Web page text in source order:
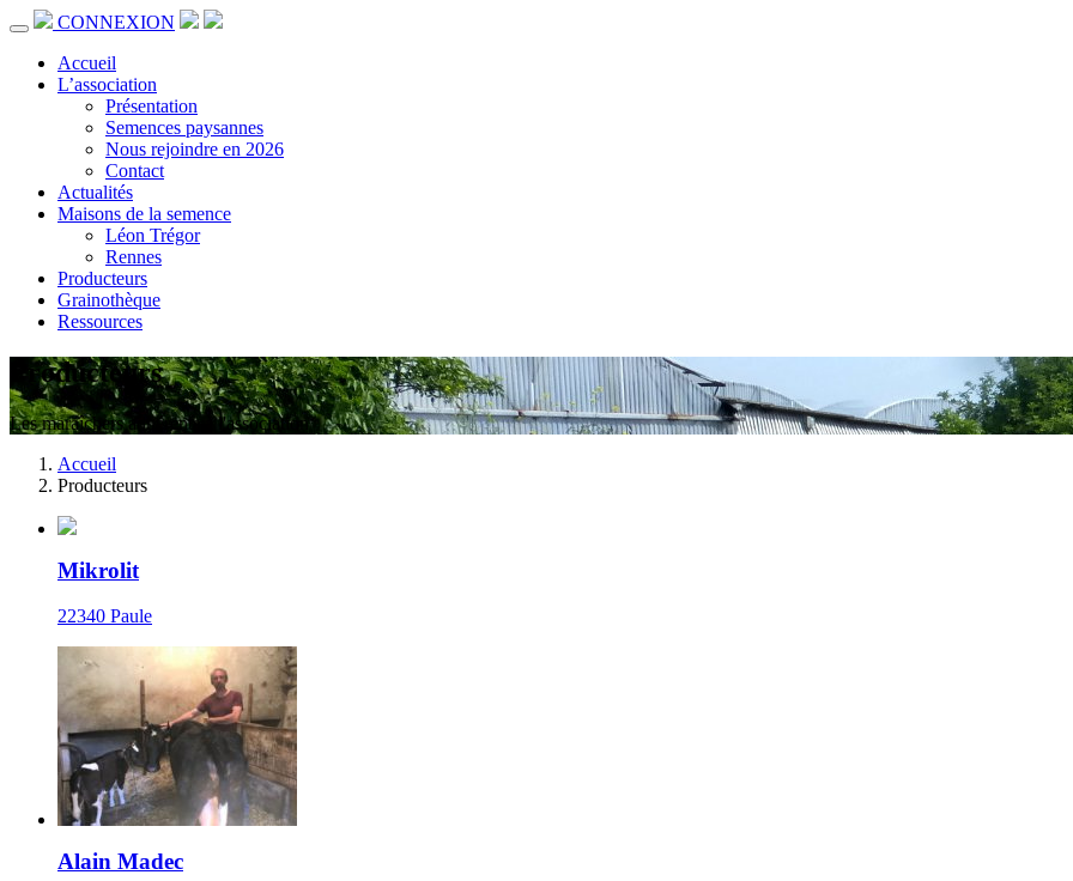
CONNEXION
Accueil
L’association
Présentation
Semences paysannes
Nous rejoindre en 2026
Contact
Actualités
Maisons de la semence
Léon Trégor
Rennes
Producteurs
Grainothèque
Ressources
Producteurs
Les maraîchers adhérents à l'association
Accueil
Producteurs
Mikrolit
22340 Paule
Alain Madec